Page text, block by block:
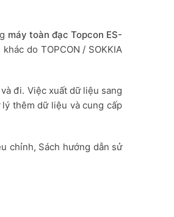
máy toàn đạc Topcon ES-
do TOPCON / SOKKIA
đi. Việc xuất dữ liệu sang
thêm dữ liệu và cung cấp
chỉnh, Sách hướng dẫn sử